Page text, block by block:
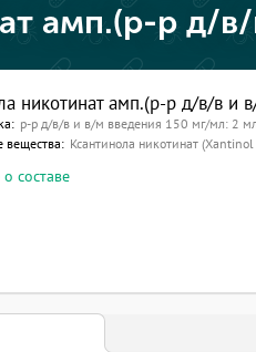
амп.(р-р д/
никотинат амп.(р-р д/в/в
р-р д/в/в и в/м введения 150 мг/мл: 2
Ксантинола никотинат
составе